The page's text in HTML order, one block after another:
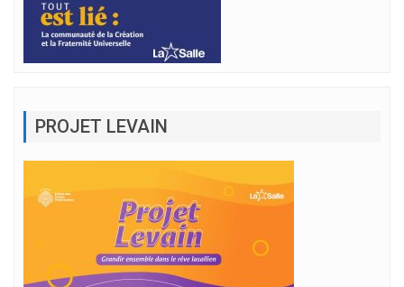
PROJET LEVAIN